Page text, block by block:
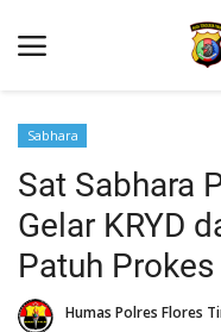
Beranda
Terms & Conditions
Binkam
Reskrim
Sabhara
Sat Sabhara
Gelar KRYD
Patuh
Humas Polres Flores